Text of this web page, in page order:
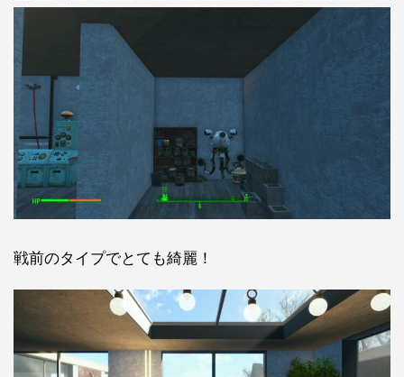
戦前のタイプでとても綺麗！